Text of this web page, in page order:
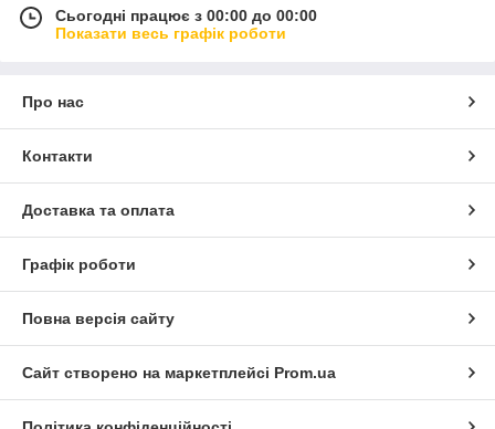
Сьогодні працює з 00:00 до 00:00
Показати весь графік роботи
Про нас
Контакти
Доставка та оплата
Графік роботи
Повна версія сайту
Сайт створено на маркетплейсі Prom.ua